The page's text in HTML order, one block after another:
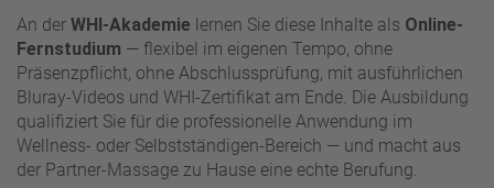
An der WHI-Akademie lernen Sie diese Inhalte als Online-
Fernstudium — flexibel im eigenen Tempo, ohne
Präsenzpflicht, ohne Abschlussprüfung, mit ausführlichen
Bluray-Videos und WHI-Zertifikat am Ende. Die Ausbildung
qualifiziert Sie für die professionelle Anwendung im
Wellness- oder Selbstständigen-Bereich — und macht aus
der Partner-Massage zu Hause eine echte Berufung.